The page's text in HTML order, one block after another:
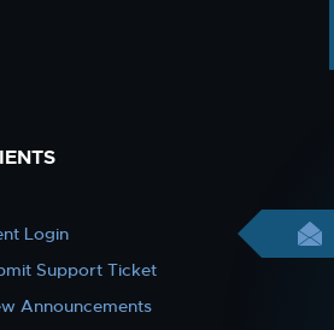
Login
Support Ticket
Announcements